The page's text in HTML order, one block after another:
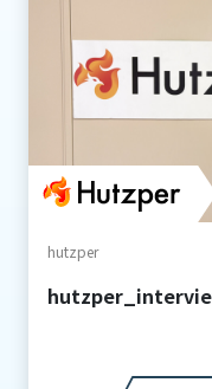
hutzper